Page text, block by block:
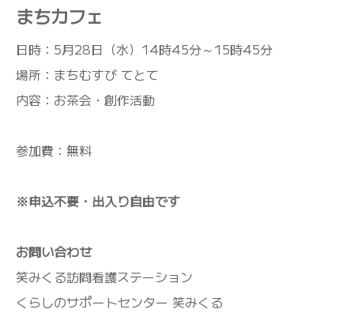
まちカフェ
日時：5月28日（水）14時45分～15時45分
場所：まちむすび てとて
内容：お茶会・創作活動
参加費：無料
※申込不要・出入り自由です
お問い合わせ
笑みくる訪問看護ステーション
くらしのサポートセンター 笑みくる